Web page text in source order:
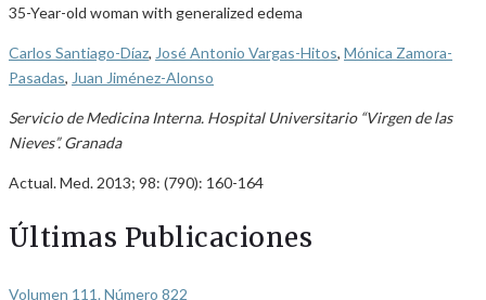
35-Year-old woman with generalized edema
Carlos Santiago-Díaz, José Antonio Vargas-Hitos, Mónica Zamora-
Pasadas, Juan Jiménez-Alonso
Servicio de Medicina Interna. Hospital Universitario “Virgen de las
Nieves”. Granada
Actual. Med. 2013; 98: (790): 160-164
Últimas Publicaciones
Volumen 111. Número 822